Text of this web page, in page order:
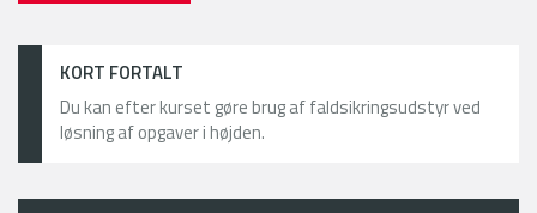
KORT FORTALT
Du kan efter kurset gøre brug af faldsikringsudstyr ved
løsning af opgaver i højden.